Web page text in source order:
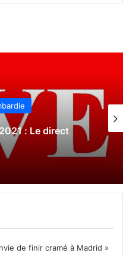
Piémont
2021 : Le direct
de finir cramé à Madrid »